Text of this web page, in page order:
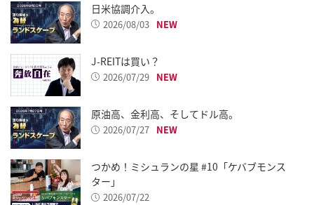
日米協調介入。
2026/08/03
J-REITは買い？
2026/07/29
原油高、金利高、そしてドル高。
2026/07/27
つかめ！ミシュランの星 #10「ケバブモンス
ター」
2026/07/22